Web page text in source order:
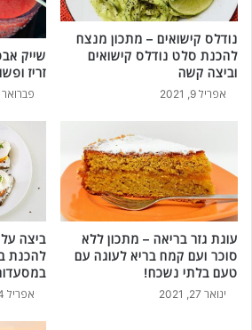
נודלס קישואים – מתכון מנצח
להכנת סלט נודלס קישואים
וביצה קשה
אפריל 9, 2021
שייק
זריז
פברואר 29, 2020
עוגת גזר בריאה – מתכון ללא
סוכר ועם קמח בריא לעוגה עם
טעם בלתי נשכח!
ינואר 27, 2021
ביצה
להכנת
אפריל 24, 2021